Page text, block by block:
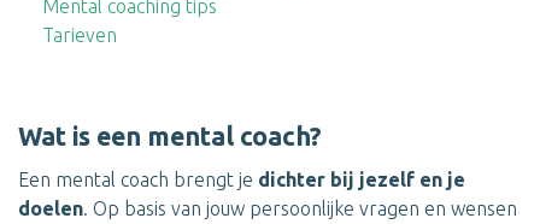
Mental coaching tips
Tarieven
Wat is een mental coach?
Een mental coach brengt je dichter bij jezelf en je
doelen . Op basis van jouw persoonlijke vragen en wensen